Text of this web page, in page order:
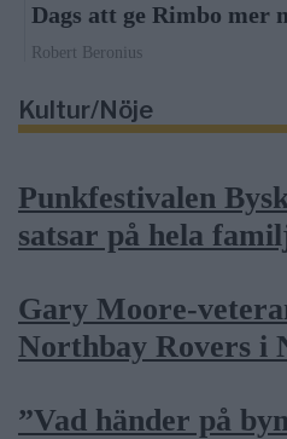
Dags att ge Rimbo mer
Robert Beronius
Kultur/Nöje
Punkfestivalen
satsar på hela
Gary Moore-
Northbay Rovers i
”Vad händer på